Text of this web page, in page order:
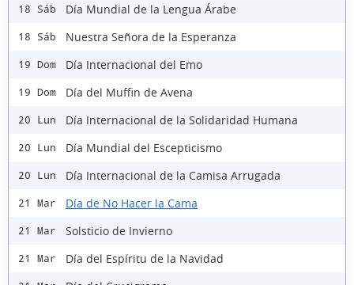
18 Sáb Día Mundial de la Lengua Árabe
18 Sáb Nuestra Señora de la Esperanza
19 Dom Día Internacional del Emo
19 Dom Día del Muffin de Avena
20 Lun Día Internacional de la Solidaridad Humana
20 Lun Día Mundial del Escepticismo
20 Lun Día Internacional de la Camisa Arrugada
21 Mar Día de No Hacer la Cama
21 Mar Solsticio de Invierno
21 Mar Día del Espíritu de la Navidad